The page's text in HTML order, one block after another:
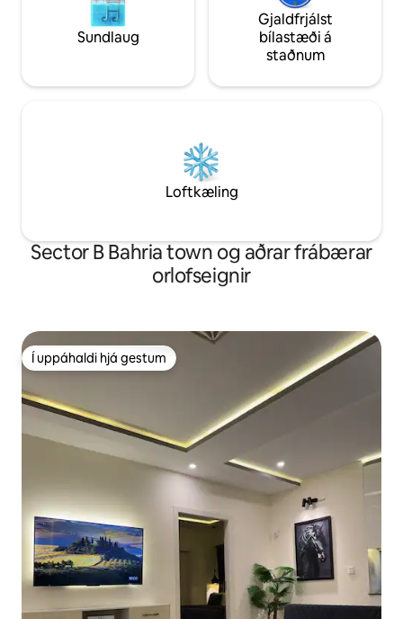
Sundlaug
Gjaldfrjálst
bílastæði á
staðnum
Loftkæling
Sector B Bahria town og aðrar frábærar
orlofseignir
Í uppáhaldi hjá gestum
Í uppáhaldi hjá gestum